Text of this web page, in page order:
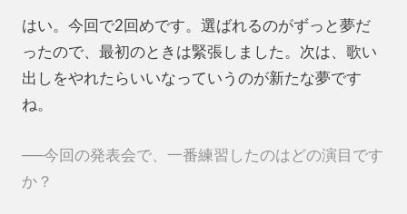
はい。今回で2回めです。選ばれるのがずっと夢だ
ったので、最初のときは緊張しました。次は、歌い
出しをやれたらいいなっていうのが新たな夢です
ね。
──今回の発表会で、一番練習したのはどの演目です
か？